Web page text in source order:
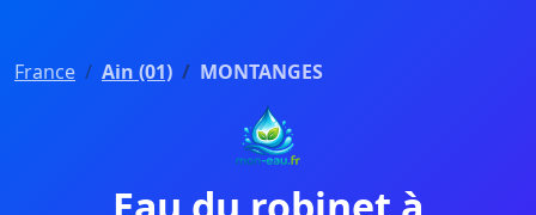
France Ain (01) MONTANGES